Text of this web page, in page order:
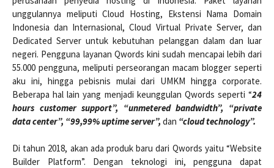
unggulannya meliputi Cloud Hosting, Ekstensi Nama Domain
Indonesia dan Internasional, Cloud Virtual Private Server, dan
Dedicated Server untuk kebutuhan pelanggan dalam dan luar
negeri. Pengguna layanan Qwords kini sudah mencapai lebih dari
55.000 pengguna, meliputi perseorangan macam blogger seperti
aku ini, hingga pebisnis mulai dari UMKM hingga corporate.
Beberapa hal lain yang menjadi keunggulan Qwords seperti “24
hours customer support”, “unmetered bandwidth”, “private
data center”, “99,99% uptime server”, dan “cloud technology”.
Di tahun 2018, akan ada produk baru dari Qwords yaitu “Website
Builder Platform”. Dengan teknologi ini, pengguna dapat